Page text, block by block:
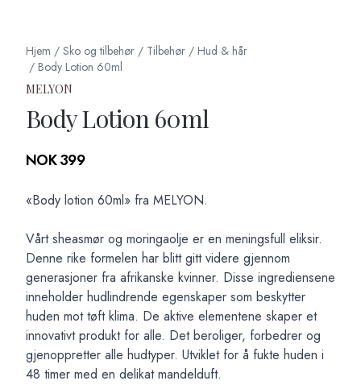
Hjem / Sko og tilbehør / Tilbehør / Hud & hår
/ Body Lotion 60ml
MELYON
Body Lotion 60ml
Produktdetaljer
NOK 399
Description
«Body lotion 60ml» fra MELYON.
Vårt sheasmør og moringaolje er en meningsfull eliksir.
Denne rike formelen har blitt gitt videre gjennom
generasjoner fra afrikanske kvinner. Disse ingrediensene
inneholder hudlindrende egenskaper som beskytter
huden mot tøft klima. De aktive elementene skaper et
innovativt produkt for alle. Det beroliger, forbedrer og
gjenoppretter alle hudtyper. Utviklet for å fukte huden i
48 timer med en delikat mandelduft.